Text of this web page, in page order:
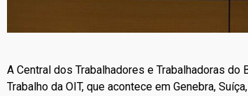
A Central dos Trabalhadores e Trabalhadoras
Trabalho da OIT, que acontece em Genebra,